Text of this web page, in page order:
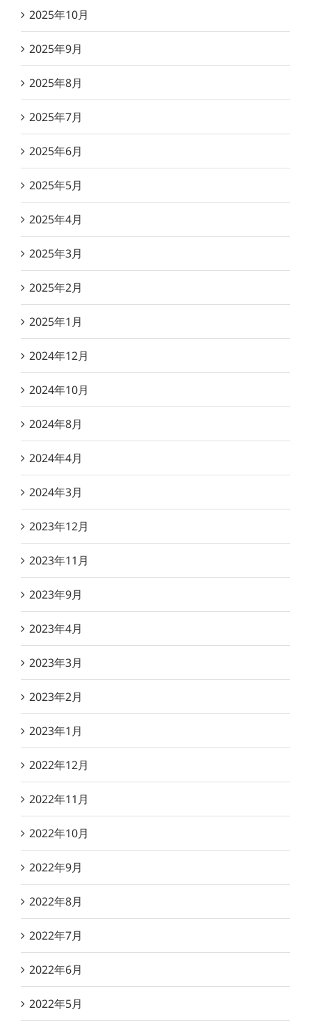
2025年10月
2025年9月
2025年8月
2025年7月
2025年6月
2025年5月
2025年4月
2025年3月
2025年2月
2025年1月
2024年12月
2024年10月
2024年8月
2024年4月
2024年3月
2023年12月
2023年11月
2023年9月
2023年4月
2023年3月
2023年2月
2023年1月
2022年12月
2022年11月
2022年10月
2022年9月
2022年8月
2022年7月
2022年6月
2022年5月